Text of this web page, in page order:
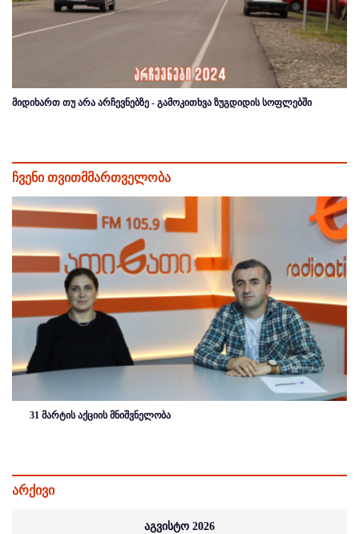
მიდიხართ თუ არა არჩევნებზე - გამოკითხვა ზუგდიდის სოფლებში
ჩვენი თვითმმართველობა
31 მარტის აქციის მნიშვნელობა
არქივი
აგვისტო 2026